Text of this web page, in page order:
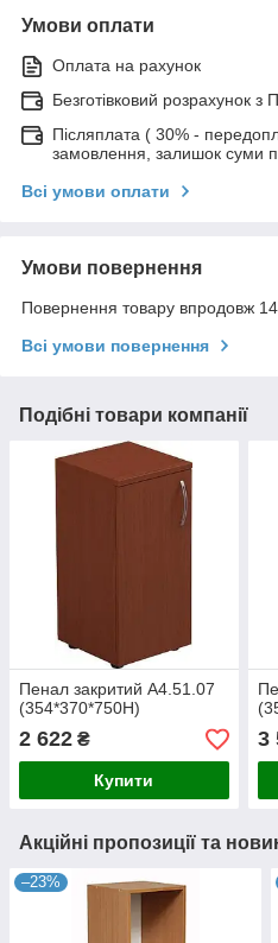
Умови оплати
Оплата на рахунок
Безготівковий розрахунок з
Післяплата ( 30% -
замовлення, залишок суми
Всі умови оплати
Умови повернення
Повернення товару впродовж
Всі умови повернення
Подібні товари компанії
Пенал закритий А4.51.07
(354*370*750H)
2 622 ₴
Купити
3
Акційні пропозиції та
–23%